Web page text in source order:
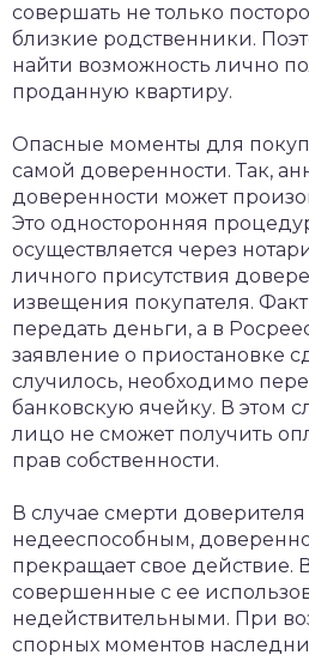
совершать не только
близкие родственники.
найти возможность лично
проданную квартиру.
Опасные моменты для
самой доверенности. Так,
доверенности может
Это односторонняя
осуществляется через
личного присутствия
извещения покупателя.
передать деньги, а в
заявление о приостановке
случилось, необходимо
банковскую ячейку. В этом
лицо не сможет получить
прав собственности.
В случае смерти
недееспособным,
прекращает свое действие.
совершенные с ее
недействительными. При
спорных моментов